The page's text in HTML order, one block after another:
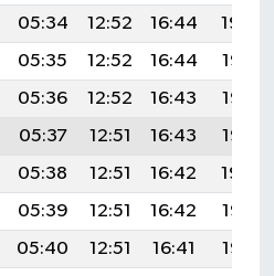
05:34 12:52 16:44
19:59
05:35 12:52 16:44
19:58
05:36 12:52 16:43
19:57
05:37 12:51 16:43
19:55
05:38 12:51 16:42
19:54
05:39 12:51 16:42
19:53
05:40 12:51 16:41
19:52